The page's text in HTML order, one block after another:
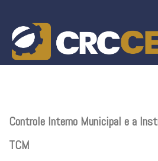
content
Controle Interno Municipal e a
TCM